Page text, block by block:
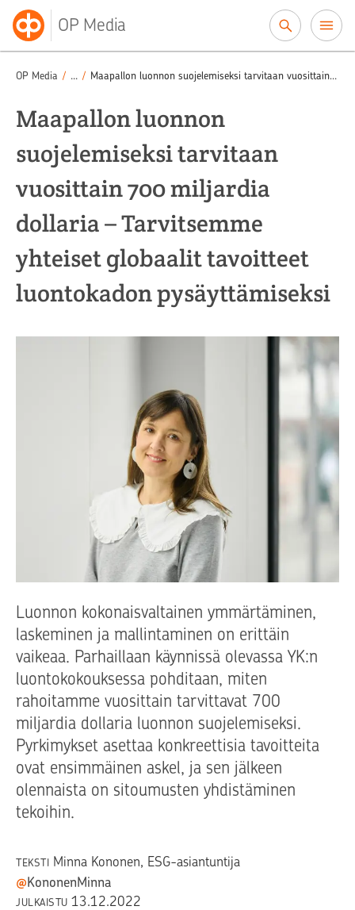
OP Media
OP Media / ... /
Puheenvuorot /
Puhetta sijoittamisesta / Maapallon luonnon suojelemiseksi tarvitaan vuosittain 700 miljardia dollaria
Maapallon luonnon
suojelemiseksi tarvitaan
vuosittain 700 miljardia
dollaria – Tarvitsemme
yhteiset globaalit tavoitteet
luontokadon pysäyttämiseksi
Luonnon kokonaisvaltainen ymmärtäminen,
laskeminen ja mallintaminen on erittäin
vaikeaa. Parhaillaan käynnissä olevassa YK:n
luontokokouksessa pohditaan, miten
rahoitamme vuosittain tarvittavat 700
miljardia dollaria luonnon suojelemiseksi.
Pyrkimykset asettaa konkreettisia tavoitteita
ovat ensimmäinen askel, ja sen jälkeen
olennaista on sitoumusten yhdistäminen
tekoihin.
TEKSTI Minna Kononen, ESG-asiantuntija
@KononenMinna
JULKAISTU 13.12.2022